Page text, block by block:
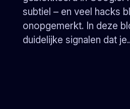
subtiel – en veel hacks
onopgemerkt. In deze
duidelijke signalen dat